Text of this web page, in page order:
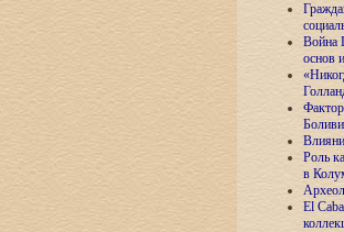
Война
основ
Роль
в
El